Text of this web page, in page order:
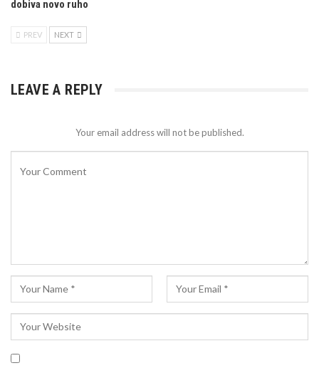
dobiva novo ruho
PREV NEXT
LEAVE A REPLY
Your email address will not be published.